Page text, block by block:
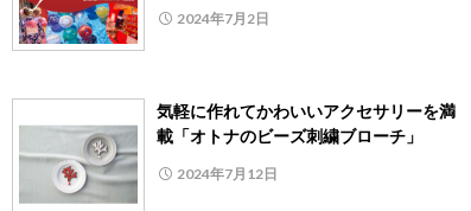
2024年7月2日
気軽に作れてかわいいアクセサリーを満
載「オトナのビーズ刺繍ブローチ」
2024年7月12日